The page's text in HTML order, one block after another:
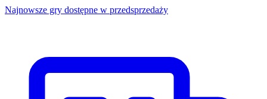
Najnowsze gry dostępne w przedsprzedaży